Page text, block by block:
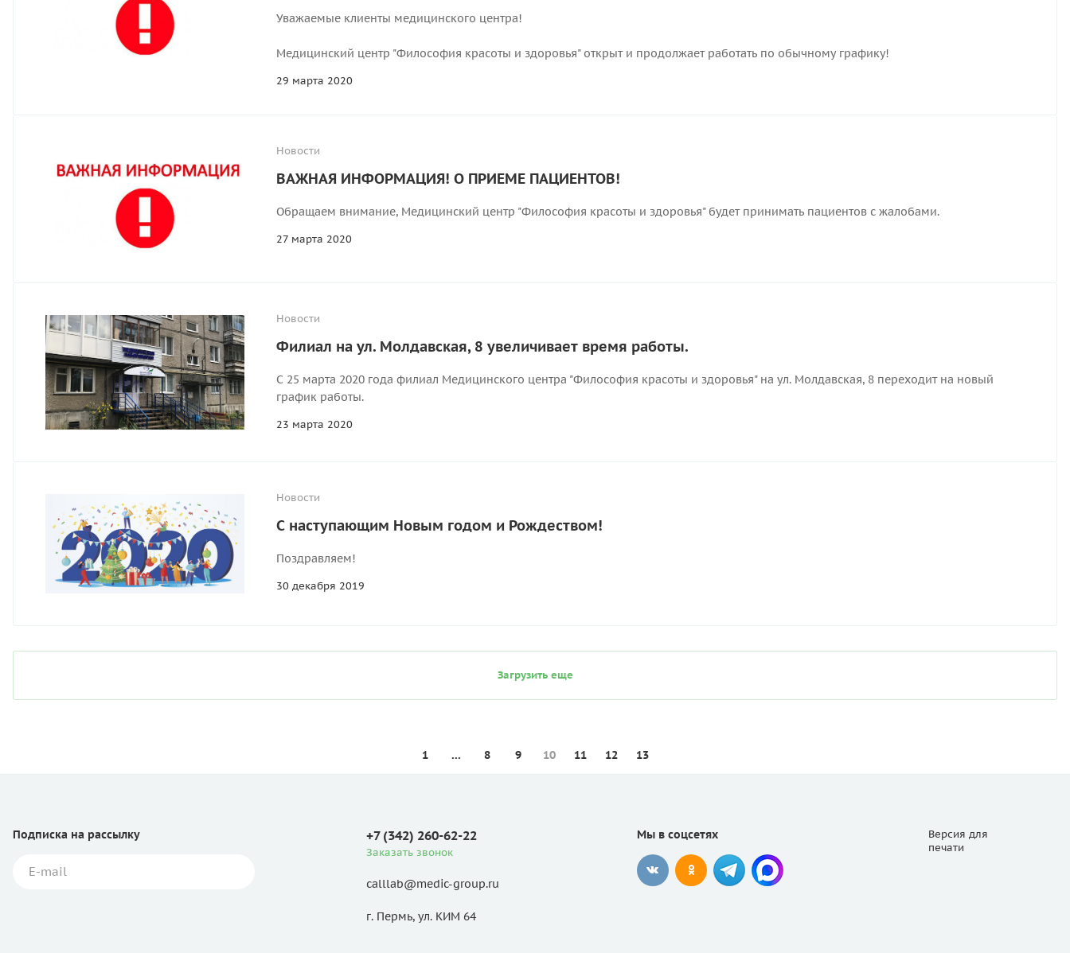
Уважаемые клиенты медицинского центра!
Медицинский центр "Философия красоты и здоровья" открыт и продолжает работать по обычному графику!
29 марта 2020
Новости
ВАЖНАЯ ИНФОРМАЦИЯ! О ПРИЕМЕ ПАЦИЕНТОВ!
Обращаем внимание, Медицинский центр "Философия красоты и здоровья" будет принимать пациентов с жалобами.
27 марта 2020
Новости
Филиал на ул. Молдавская, 8 увеличивает время работы.
С 25 марта 2020 года филиал Медицинского центра "Философия красоты и здоровья" на ул. Молдавская, 8 переходит на новый
график работы.
23 марта 2020
Новости
С наступающим Новым годом и Рождеством!
Поздравляем!
30 декабря 2019
Загрузить еще
1 ... 8 9 10 11 12 13
Подписка на рассылку +7 (342) 260-62-22
Заказать звонок
calllab@medic-group.ru
г. Пермь, ул. КИМ 64
Мы в соцсетях
Версия для
печати